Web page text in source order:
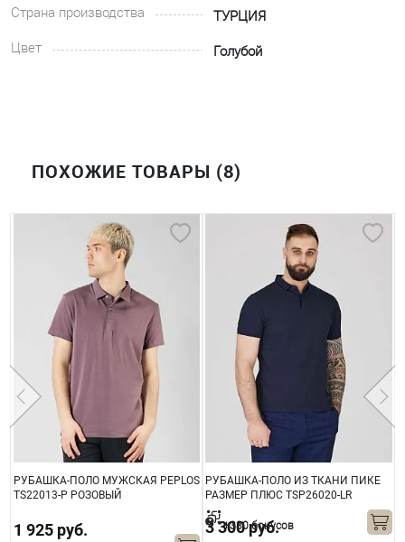
Страна производства
ТУРЦИЯ
Цвет
Голубой
ПОХОЖИЕ ТОВАРЫ (8)
РУБАШКА-ПОЛО МУЖСКАЯ PEPLOS
TS22013-Р РОЗОВЫЙ
1 925 руб.
РУБАШКА-ПОЛО ИЗ ТКАНИ ПИКЕ
РАЗМЕР ПЛЮС TSP26020-LR
СИНЯЯ
3 300 руб.
+330 бонусов